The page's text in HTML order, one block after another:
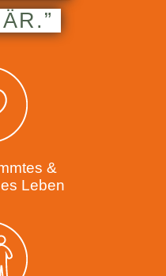
&
Leben